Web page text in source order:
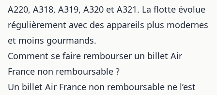
A220, A318, A319, A320 et A321. La flotte évolue
régulièrement avec des appareils plus modernes
et moins gourmands.
Comment se faire rembourser un billet Air
France non remboursable ?
Un billet Air France non remboursable ne l’est